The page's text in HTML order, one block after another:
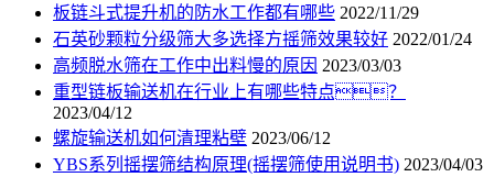
板链斗式提升机的防水工作都有哪些 2022/11/29
石英砂颗粒分级筛大多选择方摇筛效果较好 2022/01/24
高频脱水筛在工作中出料慢的原因 2023/03/03
重型链板输送机在行业上有哪些特点？
2023/04/12
螺旋输送机如何清理粘壁 2023/06/12
YBS系列摇摆筛结构原理(摇摆筛使用说明书) 2023/04/03